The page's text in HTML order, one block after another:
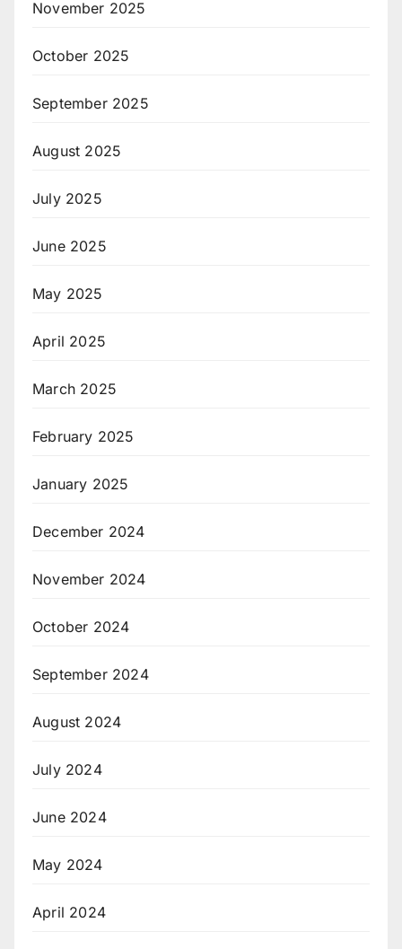
November 2025
October 2025
September 2025
August 2025
July 2025
June 2025
May 2025
April 2025
March 2025
February 2025
January 2025
December 2024
November 2024
October 2024
September 2024
August 2024
July 2024
June 2024
May 2024
April 2024